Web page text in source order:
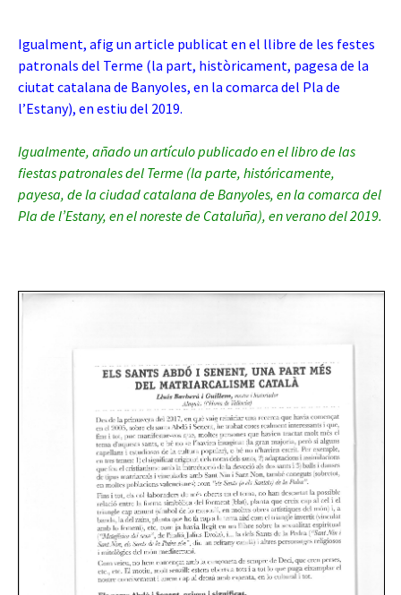
Igualment, afig un article publicat en el llibre de les festes
patronals del Terme (la part, històricament, pagesa de la
ciutat catalana de Banyoles, en la comarca del Pla de
l’Estany), en estiu del 2019.
Igualmente, añado un artículo publicado en el libro de las
fiestas patronales del Terme (la parte, históricamente,
payesa, de la ciudad catalana de Banyoles, en la comarca del
Pla de l’Estany, en el noreste de Cataluña), en verano del 2019.